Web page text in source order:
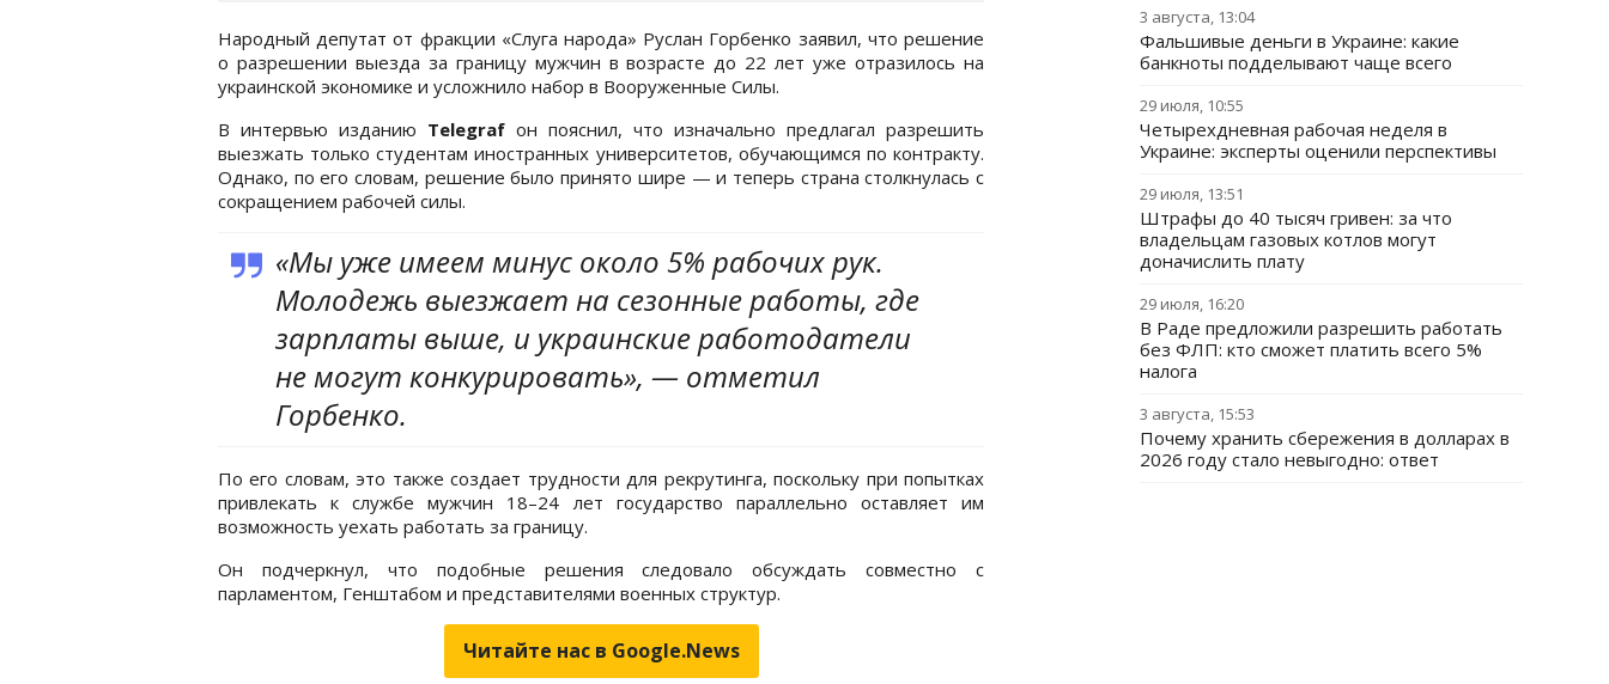
Народный депутат от фракции «Слуга народа» Руслан Горбенко заявил, что решение
о разрешении выезда за границу мужчин в возрасте до 22 лет уже отразилось на
украинской экономике и усложнило набор в Вооруженные Силы.
В интервью изданию Telegraf он пояснил, что изначально предлагал разрешить
выезжать только студентам иностранных университетов, обучающимся по контракту.
Однако, по его словам, решение было принято шире — и теперь страна столкнулась с
сокращением рабочей силы.
«Мы уже имеем минус около 5% рабочих рук.
Молодежь выезжает на сезонные работы, где
зарплаты выше, и украинские работодатели
не могут конкурировать», — отметил
Горбенко.
По его словам, это также создает трудности для рекрутинга, поскольку при попытках
привлекать к службе мужчин 18–24 лет государство параллельно оставляет им
возможность уехать работать за границу.
Он подчеркнул, что подобные решения следовало обсуждать совместно с
парламентом, Генштабом и представителями военных структур.
Читайте нас в Google.News
3 августа, 13:04
Фальшивые деньги в Украине: какие
банкноты подделывают чаще всего
29 июля, 10:55
Четырехдневная рабочая неделя в
Украине: эксперты оценили перспективы
29 июля, 13:51
Штрафы до 40 тысяч гривен: за что
владельцам газовых котлов могут
доначислить плату
29 июля, 16:20
В Раде предложили разрешить работать
без ФЛП: кто сможет платить всего 5%
налога
3 августа, 15:53
Почему хранить сбережения в долларах в
2026 году стало невыгодно: ответ